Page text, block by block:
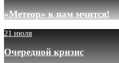
«Метеор» к нам мчится!
21 июля
Очередной кризис